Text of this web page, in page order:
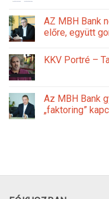
AZ MBH Bank
előre, együtt
KKV Portré –
Az MBH Bank
„faktoring”